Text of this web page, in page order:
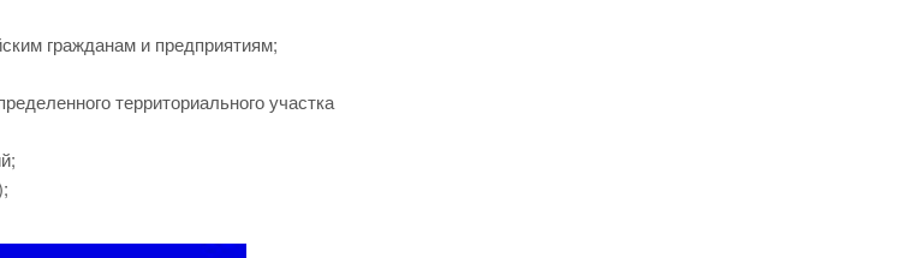
гражданам и предприятиям;
территориального участка